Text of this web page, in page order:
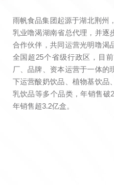
雨帆食品集团起源于湖北荆州
乳业噜渴湖南省总代理，并逐
合作伙伴，共同运营光明噜渴
全国超25个省级行政区，目
厂、品牌、资本运营于一体的
下运营酸奶饮品、植物基饮品
乳饮品等多个品类，年销售破
年销售超3.2亿盒。